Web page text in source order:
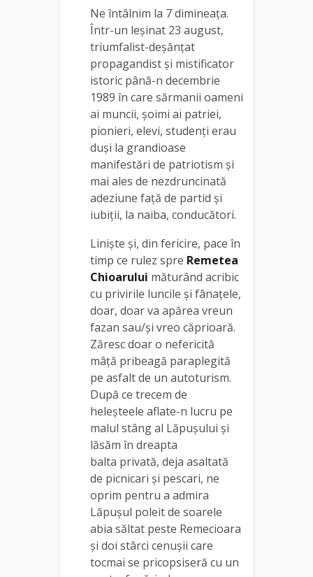
Ne întâlnim la 7 dimineața.
Într-un leșinat 23 august,
triumfalist-deșănțat
propagandist și mistificator
istoric până-n decembrie
1989 în care sărmanii oameni
ai muncii, șoimi ai patriei,
pionieri, elevi, studenți erau
duși la grandioase
manifestări de patriotism și
mai ales de nezdruncinată
adeziune față de partid și
iubiții, la naiba, conducători.
Liniște și, din fericire, pace în
timp ce rulez spre Remetea
Chioarului măturând acribic
cu privirile luncile și fânațele,
doar, doar va apărea vreun
fazan sau/și vreo căprioară.
Zăresc doar o nefericită
mâță pribeagă paraplegită
pe asfalt de un autoturism.
După ce trecem de
heleșteele aflate-n lucru pe
malul stâng al Lăpușului și
lăsăm în dreapta
balta privată, deja asaltată
de picnicari și pescari, ne
oprim pentru a admira
Lăpușul poleit de soarele
abia săltat peste Remecioara
și doi stârci cenușii care
tocmai se pricopsiseră cu un